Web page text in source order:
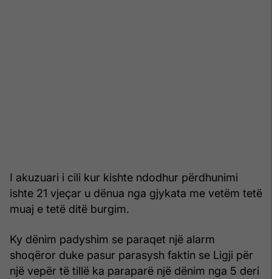
I akuzuari i cili kur kishte ndodhur përdhunimi
ishte 21 vjeçar u dënua nga gjykata me vetëm tetë
muaj e tetë ditë burgim.
Ky dënim padyshim se paraqet një alarm
shoqëror duke pasur parasysh faktin se Ligji për
një vepër të tillë ka paraparë një dënim nga 5 deri